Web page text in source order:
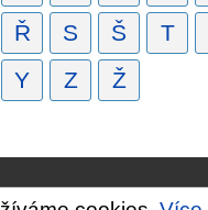
Ř S Š T
Y Z Ž